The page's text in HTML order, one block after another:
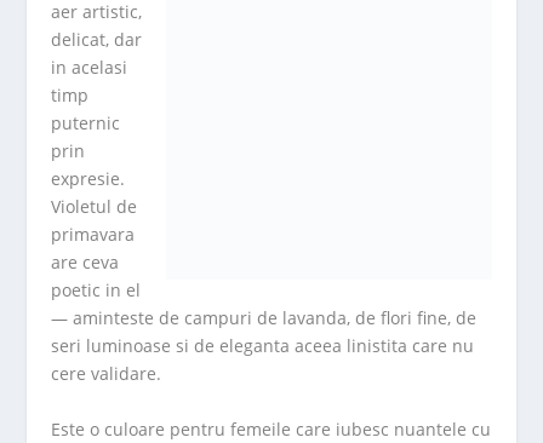
aer artistic,
delicat, dar
in acelasi
timp
puternic
prin
expresie.
Violetul de
primavara
are ceva
poetic in el
— aminteste de campuri de lavanda, de flori fine, de
seri luminoase si de eleganta aceea linistita care nu
cere validare.
Este o culoare pentru femeile care iubesc nuantele cu